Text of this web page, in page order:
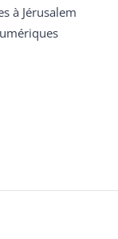
à Jérusalem